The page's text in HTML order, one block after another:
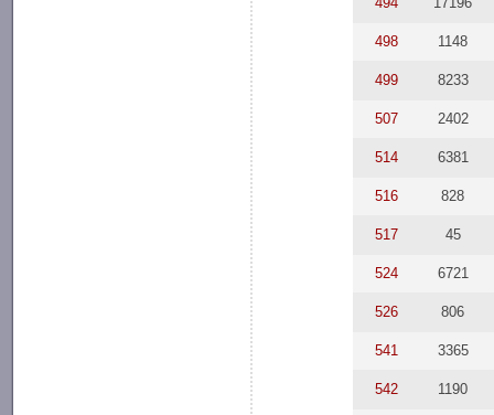
498 1148
499 8233
507 2402
514 6381
516 828
517 45
524 6721
526 806
541 3365
542 1190